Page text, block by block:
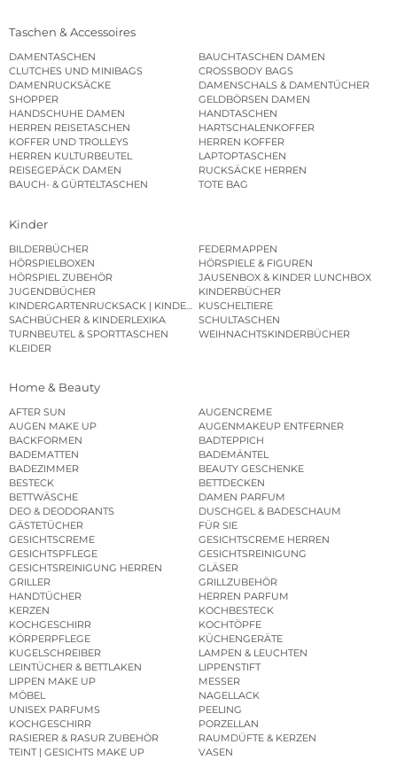
Taschen & Accessoires
DAMENTASCHEN
BAUCHTASCHEN DAMEN
CLUTCHES UND MINIBAGS
CROSSBODY BAGS
DAMENRUCKSÄCKE
DAMENSCHALS & DAMENTÜCHER
SHOPPER
GELDBÖRSEN DAMEN
HANDSCHUHE DAMEN
HANDTASCHEN
HERREN REISETASCHEN
HARTSCHALENKOFFER
KOFFER UND TROLLEYS
HERREN KOFFER
HERREN KULTURBEUTEL
LAPTOPTASCHEN
REISEGEPÄCK DAMEN
RUCKSÄCKE HERREN
BAUCH- & GÜRTELTASCHEN
TOTE BAG
Kinder
BILDERBÜCHER
FEDERMAPPEN
HÖRSPIELBOXEN
HÖRSPIELE & FIGUREN
HÖRSPIEL ZUBEHÖR
JAUSENBOX & KINDER LUNCHBOX
JUGENDBÜCHER
KINDERBÜCHER
KINDERGARTENRUCKSACK | KINDERGARTENBEUTEL
KUSCHELTIERE
SACHBÜCHER & KINDERLEXIKA
SCHULTASCHEN
TURNBEUTEL & SPORTTASCHEN
WEIHNACHTSKINDERBÜCHER
KLEIDER
Home & Beauty
AFTER SUN
AUGENCREME
AUGEN MAKE UP
AUGENMAKEUP ENTFERNER
BACKFORMEN
BADTEPPICH
BADEMATTEN
BADEMÄNTEL
BADEZIMMER
BEAUTY GESCHENKE
BESTECK
BETTDECKEN
BETTWÄSCHE
DAMEN PARFUM
DEO & DEODORANTS
DUSCHGEL & BADESCHAUM
GÄSTETÜCHER
FÜR SIE
GESICHTSCREME
GESICHTSCREME HERREN
GESICHTSPFLEGE
GESICHTSREINIGUNG
GESICHTSREINIGUNG HERREN
GLÄSER
GRILLER
GRILLZUBEHÖR
HANDTÜCHER
HERREN PARFUM
KERZEN
KOCHBESTECK
KOCHGESCHIRR
KOCHTÖPFE
KÖRPERPFLEGE
KÜCHENGERÄTE
KUGELSCHREIBER
LAMPEN & LEUCHTEN
LEINTÜCHER & BETTLAKEN
LIPPENSTIFT
LIPPEN MAKE UP
MESSER
MÖBEL
NAGELLACK
UNISEX PARFUMS
PEELING
KOCHGESCHIRR
PORZELLAN
RASIERER & RASUR ZUBEHÖR
RAUMDÜFTE & KERZEN
TEINT | GESICHTS MAKE UP
VASEN